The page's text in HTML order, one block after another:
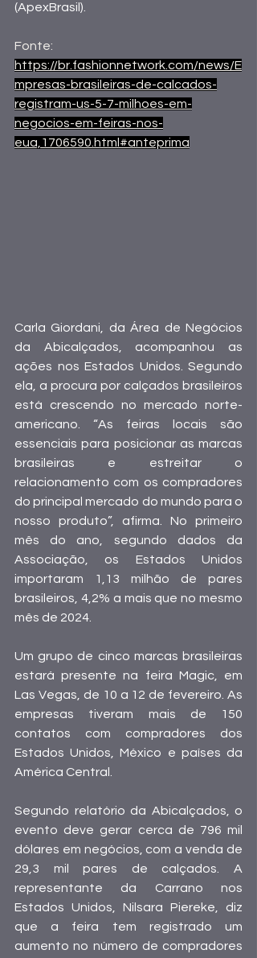
(ApexBrasil).
Fonte:
https://br.fashionnetwork.com/news/E
mpresas-brasileiras-de-calcados-
registram-us-5-7-milhoes-em-
negocios-em-feiras-nos-
eua,1706590.html#anteprima
Carla Giordani, da Área de Negócios
da Abicalçados, acompanhou as
ações nos Estados Unidos. Segundo
ela, a procura por calçados brasileiros
está crescendo no mercado norte-
americano. “As feiras locais são
essenciais para posicionar as marcas
brasileiras e estreitar o
relacionamento com os compradores
do principal mercado do mundo para o
nosso produto”, afirma. No primeiro
mês do ano, segundo dados da
Associação, os Estados Unidos
importaram 1,13 milhão de pares
brasileiros, 4,2% a mais que no mesmo
mês de 2024.
Um grupo de cinco marcas brasileiras
estará presente na feira Magic, em
Las Vegas, de 10 a 12 de fevereiro. As
empresas tiveram mais de 150
contatos com compradores dos
Estados Unidos, México e países da
América Central.
Segundo relatório da Abicalçados, o
evento deve gerar cerca de 796 mil
dólares em negócios, com a venda de
29,3 mil pares de calçados. A
representante da Carrano nos
Estados Unidos, Nilsara Piereke, diz
que a feira tem registrado um
aumento no número de compradores